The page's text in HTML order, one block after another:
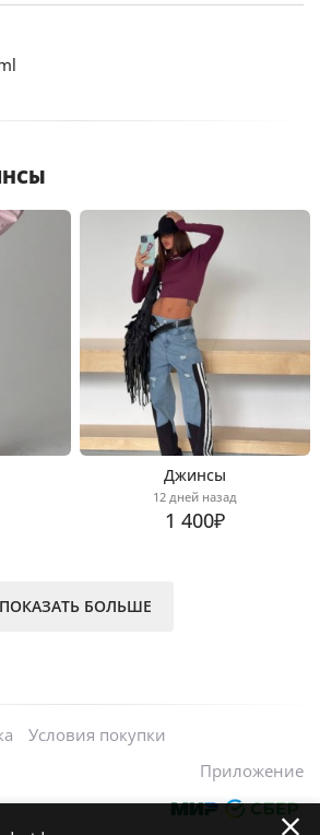
Джинсы
12 дней назад
1 400₽
ПОКАЗАТЬ БОЛЬШЕ
Условия покупки
Приложение